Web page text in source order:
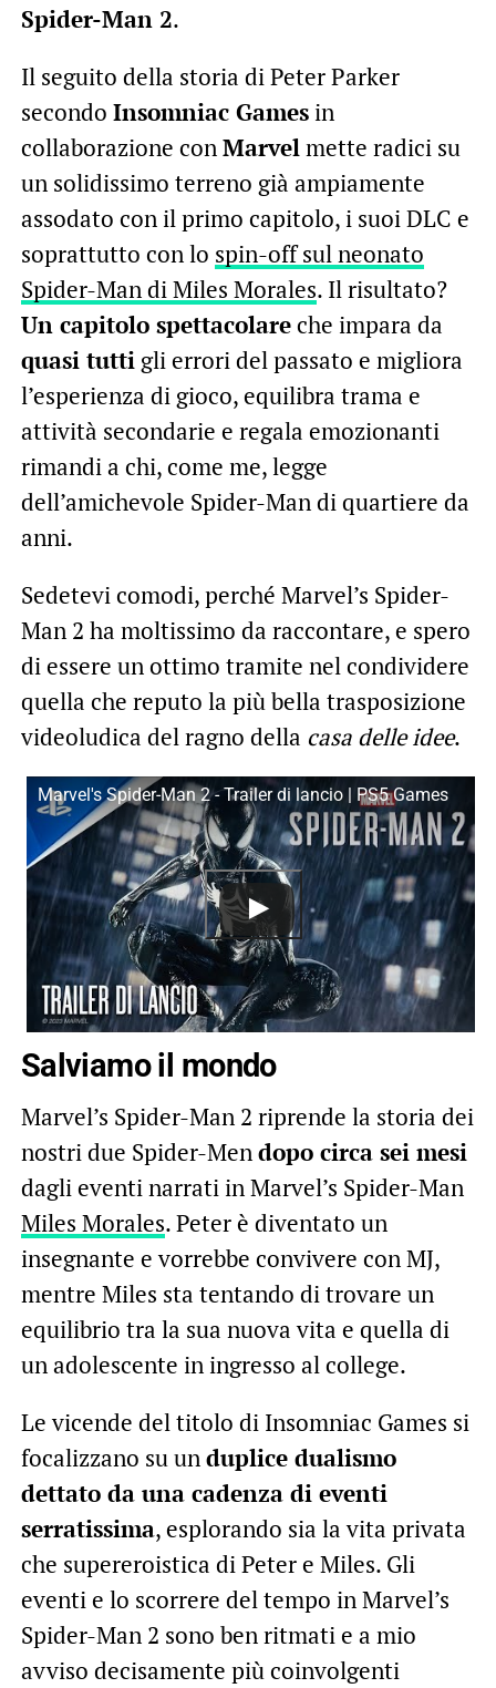
Spider-Man 2.
Il seguito della storia di Peter Parker
secondo Insomniac Gamesin
collaborazione conMarvelmette radici su
un solidissimo terreno già ampiamente
assodato con il primo capitolo, i suoi DLC e
soprattutto con lo spin-off sul neonato
Spider-Man di Miles Morales. Il risultato?
Un capitolo spettacolareche impara da
quasi tuttigli errori del passato e migliora
l’esperienza di gioco, equilibra trama e
attività secondarie e regala emozionanti
rimandi a chi, come me, legge
dell’amichevole Spider-Man di quartiere da
anni.
Sedetevi comodi, perché Marvel’s Spider-
Man 2 ha moltissimo da raccontare, e spero
di essere un ottimo tramite nel condividere
quella che reputo la più bella trasposizione
videoludica del ragno della casa delle idee.
Marvel's Spider-Man 2 - Trailer di lancio | PS5 Games
Salviamo il mondo
Marvel’s Spider-Man 2 riprende la storia dei
nostri due Spider-Mendopo circa sei mesi
dagli eventi narrati in Marvel’s Spider-Man
Miles Morales. Peter è diventato un
insegnante e vorrebbe convivere con MJ,
mentre Miles sta tentando di trovare un
equilibrio tra la sua nuova vita e quella di
un adolescente in ingresso al college.
Le vicende del titolo di Insomniac Games si
focalizzano su unduplice dualismo
dettato da una cadenza di eventi
serratissima, esplorando sia la vita privata
che supereroistica di Peter e Miles. Gli
eventi e lo scorrere del tempo in Marvel’s
Spider-Man 2 sono ben ritmati e a mio
avviso decisamente più coinvolgenti